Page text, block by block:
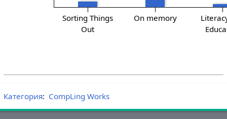
Sorting Things
Out
On memory
Категория: CompLing Works